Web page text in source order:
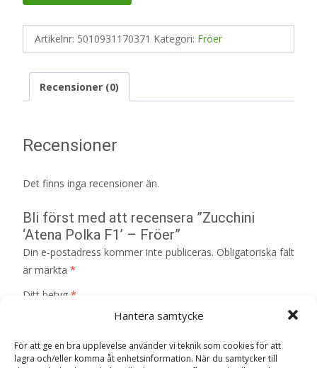
Hantera samtycke
För att ge en bra upplevelse använder vi teknik som cookies för att
lagra och/eller komma åt enhetsinformation. När du samtycker till
Artikelnr: 5010931170371 Kategori: Fröer
Recensioner (0)
Recensioner
Det finns inga recensioner än.
Bli först med att recensera ”Zucchini
‘Atena Polka F1’ – Fröer”
Din e-postadress kommer inte publiceras. Obligatoriska fält
är märkta *
Ditt betyg *
Din recension*